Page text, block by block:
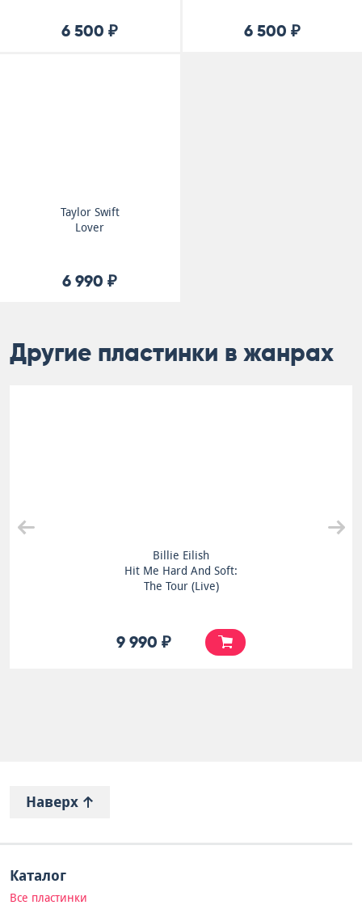
6 500 ₽ 6 500 ₽
Taylor Swift
Lover
6 990 ₽
Другие пластинки в жанрах
Billie Eilish
Hit Me Hard And Soft:
The Tour (Live)
9 990 ₽
Наверх
Каталог
Все пластинки